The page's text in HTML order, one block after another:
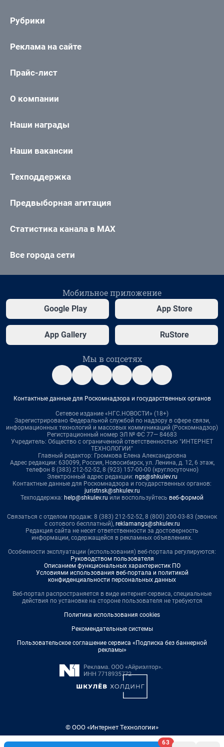
63
Рубрики
Реклама на сайте
Прайс-лист
О компании
Наши награды
Наши вакансии
Техподдержка
Предвыборная агитация
Статистика канала в MAX
Все города сети
Мобильное приложение
Google Play App Store
App Gallery RuStore
Мы в соцсетях
Контактные данные для Роскомнадзора и государственных органов
Сетевое издание «НГС.НОВОСТИ» (18+)
Зарегистрировано Федеральной службой по надзору в сфере связи,
информационных технологий и массовых коммуникаций (Роскомнадзор)
Регистрационный номер ЭЛ № ФС 77— 84683
Учредитель: Общество с ограниченной ответственностью "ИНТЕРНЕТ
ТЕХНОЛОГИИ"
Главный редактор: Громкова Елена Александровна
Адрес редакции: 630099, Россия, Новосибирск, ул. Ленина, д. 12, 6 этаж,
телефон 8 (383) 212-52-52, 8 (923) 157-00-00 (круглосуточно)
Электронный адрес редакции: ngs@shkulev.ru
Контактные данные для Роскомнадзора и государственных органов:
juristnsk@shkulev.ru
Техподдержка: help@shkulev.ru или воспользуйтесь веб-формой
Связаться с отделом продаж: 8 (383) 212-52-52, 8 (800) 200-03-83 (звонок
с сотового бесплатный), reklamangs@shkulev.ru
Редакция сайта не несет ответственности за достоверность
информации, содержащейся в рекламных объявлениях.
Особенности эксплуатации (использования) веб-портала регулируются:
Руководством пользователя
Описанием функциональных характеристик ПО
Условиями использования веб-портала и политикой
конфиденциальности персональных данных
Веб-портал распространяется в виде интернет-сервиса, специальные
действия по установке на стороне пользователя не требуются
Политика использования cookies
Рекомендательные системы
Пользовательское соглашение сервиса «Подписка без баннерной
рекламы»
© ООО «Интернет Технологии»